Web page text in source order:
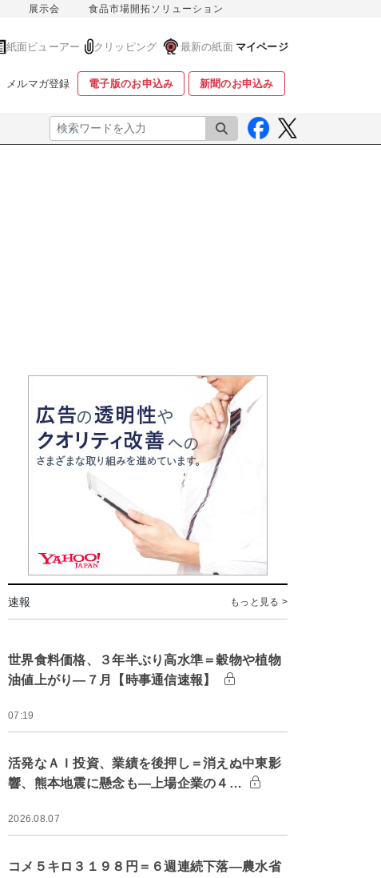
展示会 食品市場開拓ソリューション
紙面ビューアー クリッピング 最新の紙面 マイページ
メルマガ登録 電子版のお申込み 新聞のお申込み
検索
速報 もっと見る >
世界食料価格、３年半ぶり高水準＝穀物や植物
油値上がり―７月【時事通信速報】
07:19
活発なＡＩ投資、業績を後押し＝消えぬ中東影
響、熊本地震に懸念も―上場企業の４…
2026.08.07
コメ５キロ３１９８円＝６週連続下落―農水省